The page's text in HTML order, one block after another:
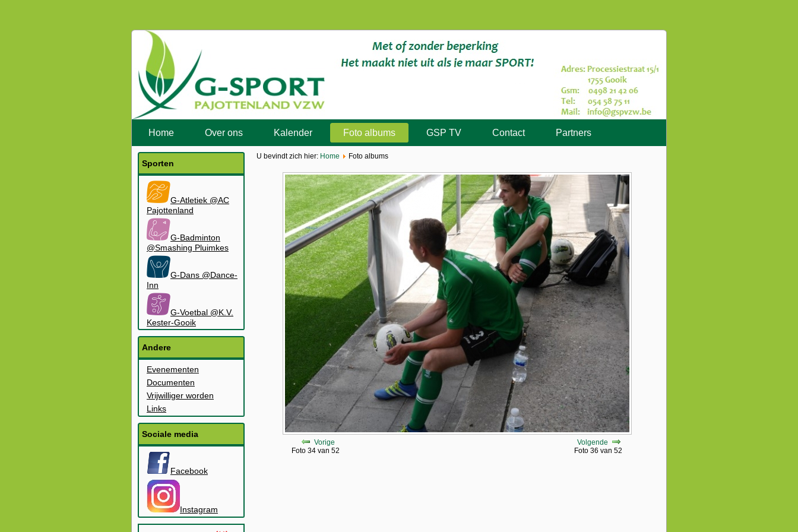
Home Over ons Kalender Foto albums GSP TV Contact Partners
Sporten
G-Atletiek @AC
Pajottenland
G-Badminton
@Smashing Pluimkes
G-Dans @Dance-
Inn
G-Voetbal @K.V.
Kester-Gooik
Andere
Evenementen
Documenten
Vrijwilliger worden
Links
Sociale media
Facebook
Instagram
U bevindt zich hier: Home Foto albums
Vorige
Foto 34 van 52
Volgende
Foto 36 van 52